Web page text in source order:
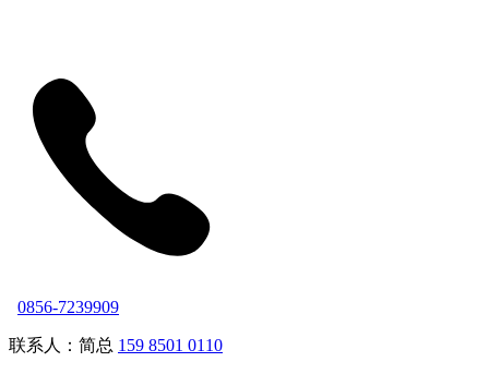
0856-7239909
联系人：简总 159 8501 0110